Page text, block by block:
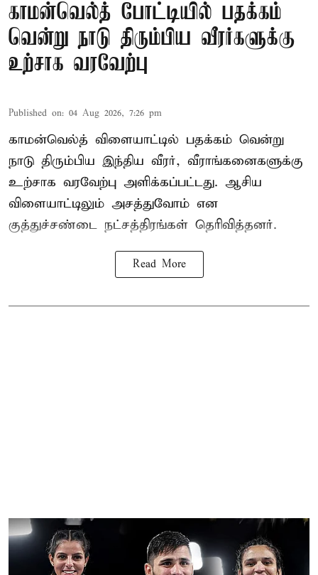
காமன்வெல்த் போட்டியில் பதக்கம்
வென்று நாடு திரும்பிய வீரர்களுக்கு
உற்சாக வரவேற்பு
Published on: 04 Aug 2026, 7:26 pm
காமன்வெல்த் விளையாட்டில் பதக்கம் வென்று
நாடு திரும்பிய இந்திய வீரர், வீராங்கனைகளுக்கு
உற்சாக வரவேற்பு அளிக்கப்பட்டது. ஆசிய
விளையாட்டிலும் அசத்துவோம் என
குத்துச்சண்டை நட்சத்திரங்கள் தெரிவித்தனர்.
Read More